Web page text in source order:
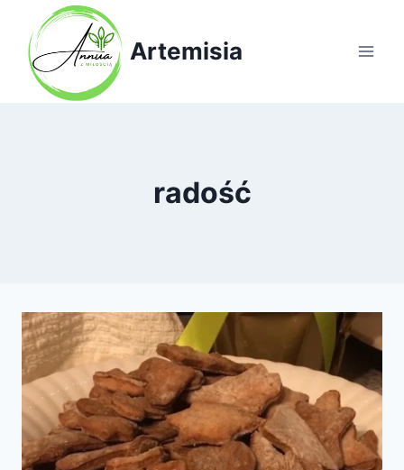
Przejdź
treści
Artemisia
radość